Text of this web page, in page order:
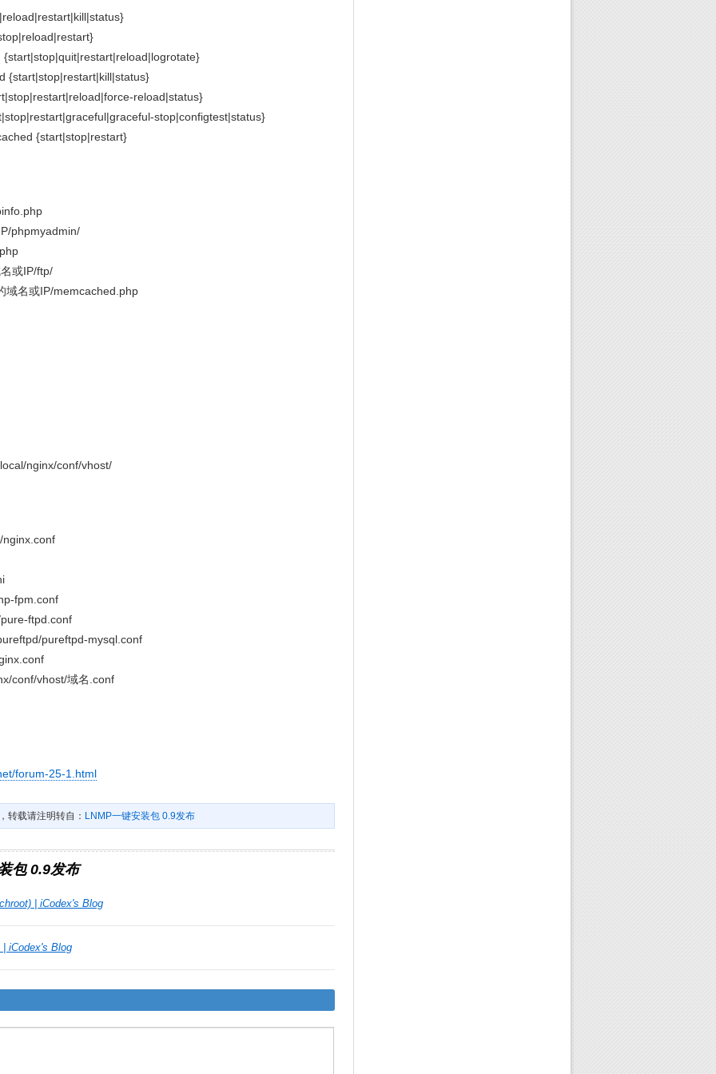
{start|stop|restart|kill|status}
reload|status}
stop|configtest|status}
{start|stop|restart}
phpmyadmin/
或IP/ftp/
域名或IP/memcached.php
nginx/conf/vhost/
nginx.conf
fpm.conf
ftpd.conf
pureftpd-mysql.conf
conf/vhost/域名.conf
forum-25-1.html
转载请注明转自： LNMP一键安装包 0.9发布
包 0.9发布
| iCodex's Blog
iCodex's Blog